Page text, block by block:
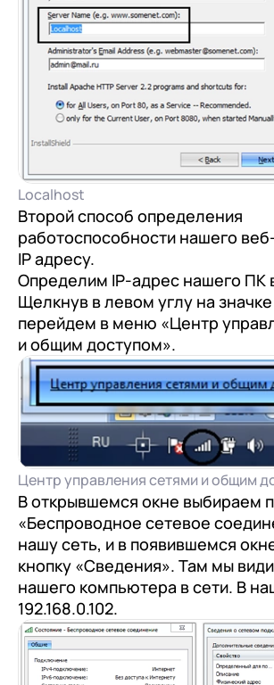
Localhost
Второй способ определения
работоспособности нашего
IP адресу.
Определим IP-адрес нашего ПК
Щелкнув в левом углу на
перейдем в меню «Центр
и общим доступом».
Центр управления сетями и общим
В открывшемся окне выбираем
«Беспроводное сетевое
нашу сеть, и в появившемся
кнопку «Сведения». Там мы
нашего компьютера в сети. В
192.168.0.102.